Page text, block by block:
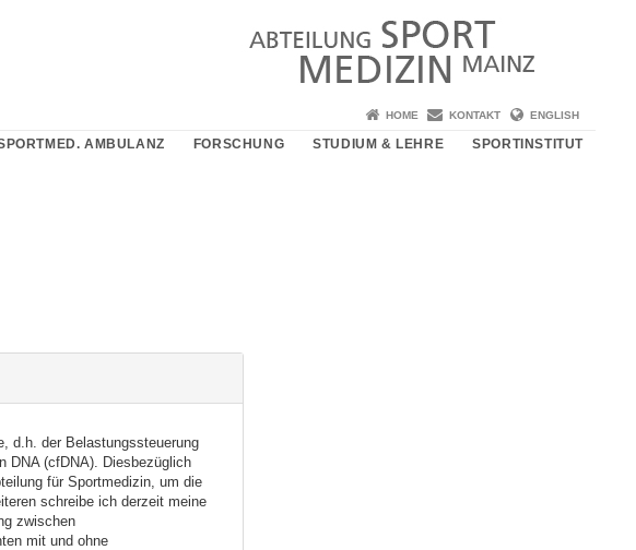
HOME KONTAKT ENGLISH
AMBULANZ FORSCHUNG STUDIUM & LEHRE SPORTINSTITUT
d.h. der Belastungssteuerung
DNA (cfDNA). Diesbezüglich
für Sportmedizin, um die
schreibe ich derzeit meine
zwischen
mit und ohne